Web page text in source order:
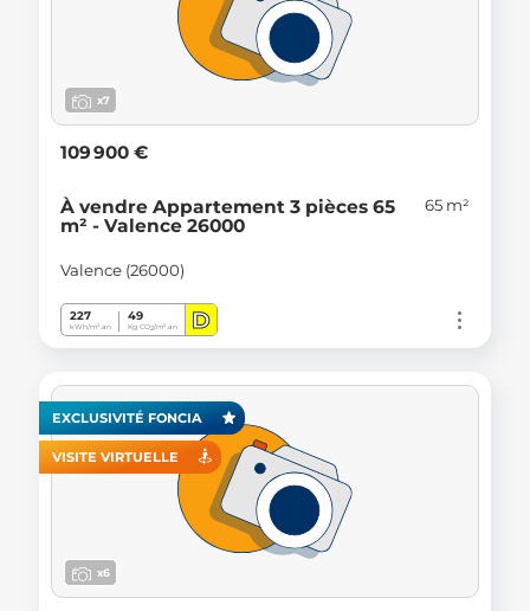
x7
109 900 €
À vendre Appartement 3 pièces 65
m² - Valence 26000
65 m²
Valence (26000)
227
kWh/m².an
49
Kg CO2/m².an D
EXCLUSIVITÉ FONCIA
VISITE VIRTUELLE
x6